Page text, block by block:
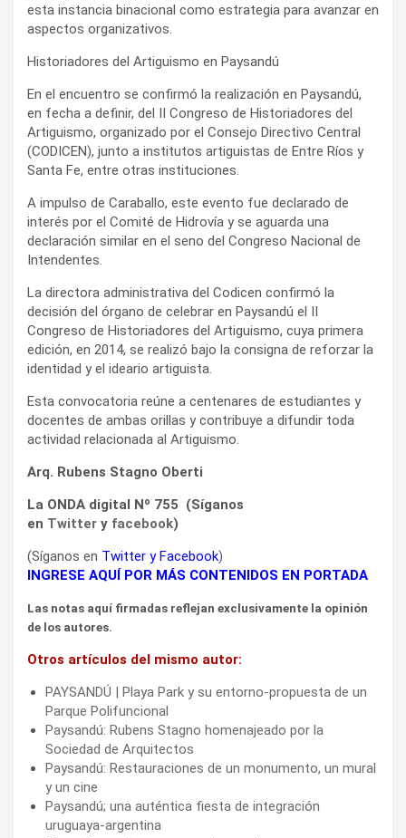
esta instancia binacional como estrategia para avanzar en
aspectos organizativos.
Historiadores del Artiguismo en Paysandú
En el encuentro se confirmó la realización en Paysandú,
en fecha a definir, del II Congreso de Historiadores del
Artiguismo, organizado por el Consejo Directivo Central
(CODICEN), junto a institutos artiguistas de Entre Ríos y
Santa Fe, entre otras instituciones.
A impulso de Caraballo, este evento fue declarado de
interés por el Comité de Hidrovía y se aguarda una
declaración similar en el seno del Congreso Nacional de
Intendentes.
La directora administrativa del Codicen confirmó la
decisión del órgano de celebrar en Paysandú el II
Congreso de Historiadores del Artiguismo, cuya primera
edición, en 2014, se realizó bajo la consigna de reforzar la
identidad y el ideario artiguista.
Esta convocatoria reúne a centenares de estudiantes y
docentes de ambas orillas y contribuye a difundir toda
actividad relacionada al Artiguismo.
Arq. Rubens Stagno Oberti
La ONDA digital Nº 755 (Síganos
en Twitter y facebook)
(Síganos en Twitter yFacebook)
INGRESE AQUÍ POR MÁS CONTENIDOS EN PORTADA
Las notas aquí firmadas reflejan exclusivamente la opinión
de los autores.
Otros artículos del mismo autor:
PAYSANDÚ | Playa Park y su entorno-propuesta de un
Parque Polifuncional
Paysandú: Rubens Stagno homenajeado por la
Sociedad de Arquitectos
Paysandú: Restauraciones de un monumento, un mural
y un cine
Paysandú; una auténtica fiesta de integración
uruguaya-argentina